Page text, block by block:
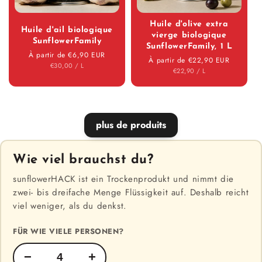
Huile d'ail biologique
SunflowerFamily
Prix régulier
À partir de €6,90 EUR
PRIX UNITAIRE
€30,00 / PAR
L
Huile d'olive extra
vierge biologique
SunflowerFamily, 1 L
Prix régulier
À partir de €22,90 EUR
PRIX UNITAIRE
€22,90 / PAR
L
plus de produits
Wie viel brauchst du?
sunflowerHACK ist ein Trockenprodukt und nimmt die
zwei- bis dreifache Menge Flüssigkeit auf. Deshalb reicht
viel weniger, als du denkst.
FÜR WIE VIELE PERSONEN?
− +